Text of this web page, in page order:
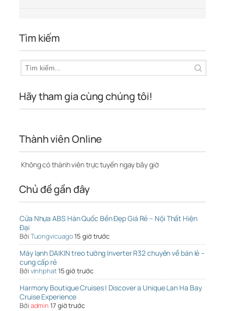
Tìm kiếm
Hãy tham gia cùng chúng tôi!
Thành viên Online
Không có thành viên trực tuyến ngay bây giờ
Chủ đề gần đây
Cửa Nhựa ABS Hàn Quốc Bền Đẹp Giá Rẻ – Nội Thất Hiện
Đại
Bởi Tuongvicuago15 giờ trước
Máy lạnh DAIKIN treo tường Inverter R32 chuyên về bán lẻ –
cung cấp rẻ
Bởi vinhphat15 giờ trước
Harmony Boutique Cruises | Discover a Unique Lan Ha Bay
Cruise Experience
Bởi admin 17 giờ trước